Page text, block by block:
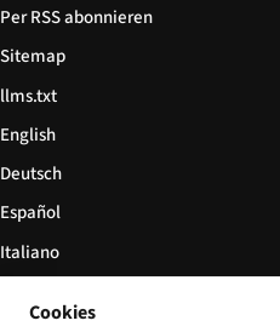
Per RSS abonnieren
Sitemap
llms.txt
English
Deutsch
Español
Italiano
Cookies